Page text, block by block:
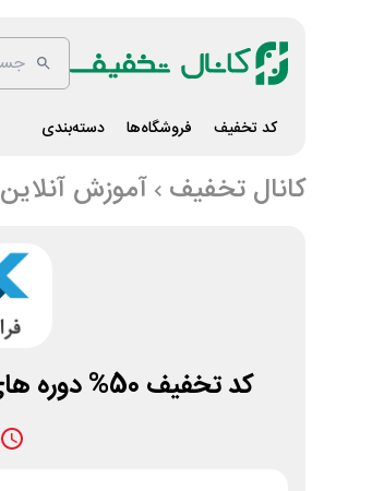
کد تخفیف فروشگاه‌ها دسته‌بندی
کانال تخفیف آموزش آنلاین
کد تخفیف 50% دوره های آموزشی ویدئو آنلاین فرانش